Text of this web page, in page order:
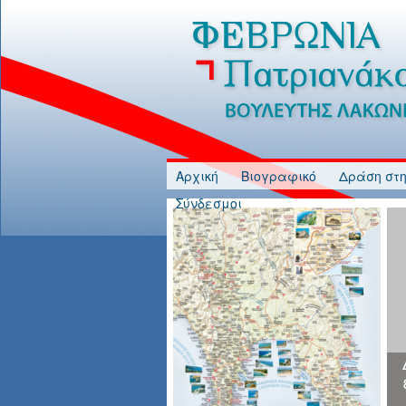
Αρχική Βιογραφικό Δράση
Σύνδεσμοι